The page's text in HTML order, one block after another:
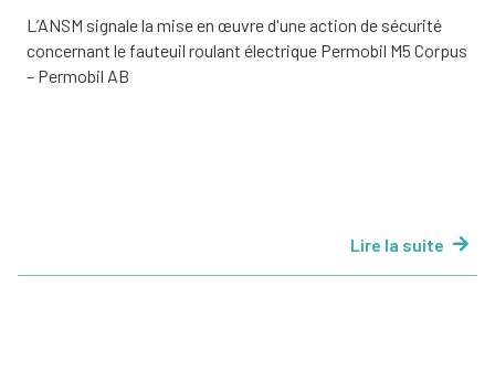
L’ANSM signale la mise en œuvre d'une action de sécurité
concernant le fauteuil roulant électrique Permobil M5 Corpus
– Permobil AB
Lire la suite